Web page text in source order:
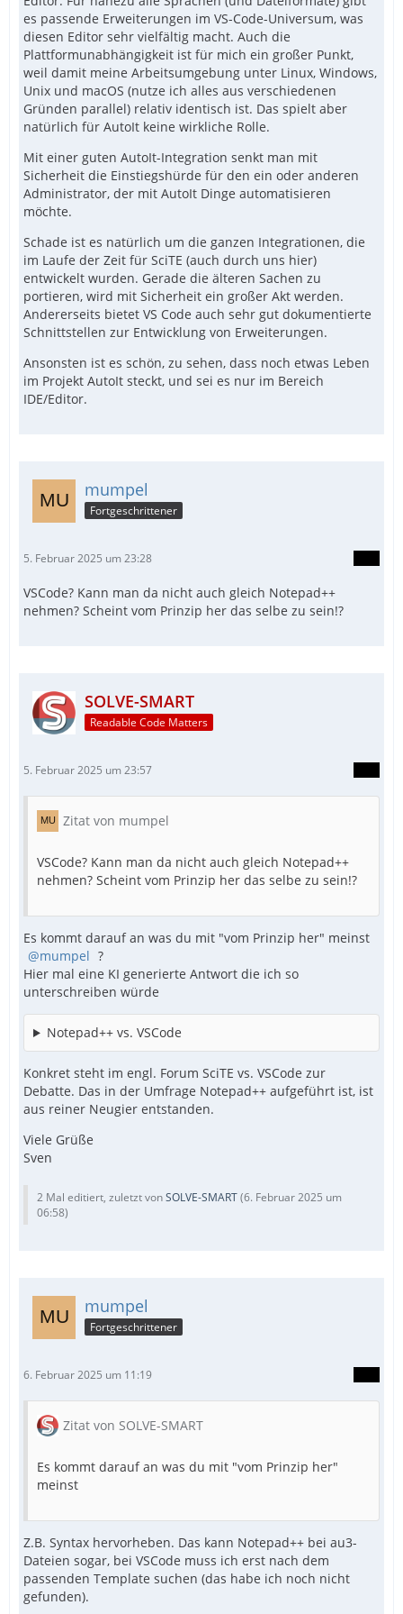
es passende Erweiterungen im VS-Code-Universum, was
diesen Editor sehr vielfältig macht. Auch die
Plattformunabhängigkeit ist für mich ein großer Punkt,
weil damit meine Arbeitsumgebung unter Linux, Windows,
Unix und macOS (nutze ich alles aus verschiedenen
Gründen parallel) relativ identisch ist. Das spielt aber
natürlich für AutoIt keine wirkliche Rolle.
Mit einer guten AutoIt-Integration senkt man mit
Sicherheit die Einstiegshürde für den ein oder anderen
Administrator, der mit AutoIt Dinge automatisieren
möchte.
Schade ist es natürlich um die ganzen Integrationen, die
im Laufe der Zeit für SciTE (auch durch uns hier)
entwickelt wurden. Gerade die älteren Sachen zu
portieren, wird mit Sicherheit ein großer Akt werden.
Andererseits bietet VS Code auch sehr gut dokumentierte
Schnittstellen zur Entwicklung von Erweiterungen.
Ansonsten ist es schön, zu sehen, dass noch etwas Leben
im Projekt AutoIt steckt, und sei es nur im Bereich
IDE/Editor.
mumpel
Fortgeschrittener
5. Februar 2025 um 23:28
VSCode? Kann man da nicht auch gleich Notepad++
nehmen? Scheint vom Prinzip her das selbe zu sein!?
SOLVE-SMART
Readable Code Matters
5. Februar 2025 um 23:57
Zitat von mumpel
VSCode? Kann man da nicht auch gleich Notepad++
nehmen? Scheint vom Prinzip her das selbe zu sein!?
Es kommt darauf an was du mit "vom Prinzip her" meinst
mumpel ?
Hier mal eine KI generierte Antwort die ich so
unterschreiben würde
Notepad++ vs. VSCode
Konkret steht im engl. Forum SciTE vs. VSCode zur
Debatte. Das in der Umfrage Notepad++ aufgeführt ist, ist
aus reiner Neugier entstanden.
Viele Grüße
Sven
2 Mal editiert, zuletzt vonSOLVE-SMART(6. Februar 2025 um
06:58)
mumpel
Fortgeschrittener
6. Februar 2025 um 11:19
Zitat von SOLVE-SMART
Es kommt darauf an was du mit "vom Prinzip her"
meinst
Z.B. Syntax hervorheben. Das kann Notepad++ bei au3-
Dateien sogar, bei VSCode muss ich erst nach dem
passenden Template suchen (das habe ich noch nicht
gefunden).